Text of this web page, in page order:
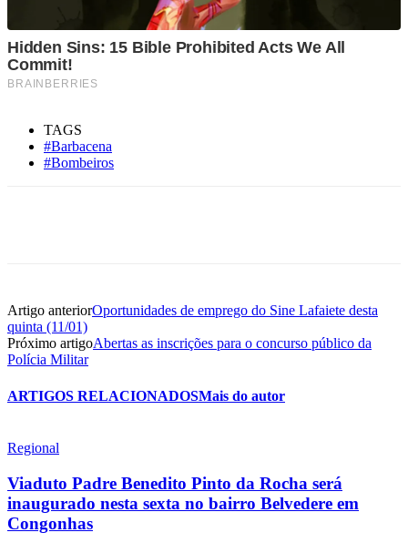
TAGS
#Barbacena
#Bombeiros
Artigo anteriorOportunidades de emprego do Sine Lafaiete desta
quinta (11/01)
Próximo artigoAbertas as inscrições para o concurso público da
Polícia Militar
ARTIGOS RELACIONADOSMais do autor
Regional
Viaduto Padre Benedito Pinto da Rocha será
inaugurado nesta sexta no bairro Belvedere em
Congonhas